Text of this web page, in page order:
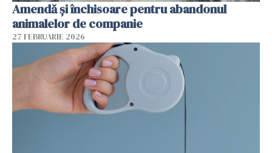
Amendă și închisoare pentru abandonul
animalelor de companie
27 FEBRUARIE 2026